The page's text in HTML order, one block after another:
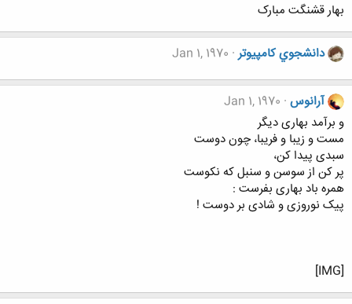
بهار قشنگت مبارک
دانشجوي كامپيوتر Jan 1, 1970
آرانوس Jan 1, 1970
و برآمد بهاری دیگر
مست و زیبا و فریبا، چون دوست
سبدی پیدا کن،
پر کن از سوسن و سنبل که نکوست
همره باد بهاری بفرست :
پیک نوروزی و شادی بر دوست !
[IMG]